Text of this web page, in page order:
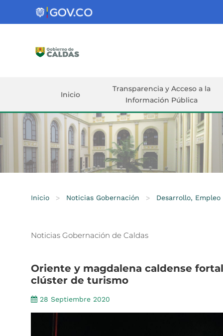
Gobernación
Inicio
Transparencia y Acceso a la
Información Pública
Inicio > Noticias Gobernación > Desarrollo,
Noticias Gobernación de Caldas
Oriente y magdalena caldense
clúster de turismo
28 Septiembre 2020